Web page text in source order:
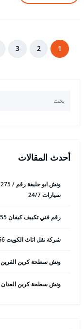
تعدد 1
2
3
أحدث المقالات
سيارات 24/7
رقم فني تكييف كيفان 98025055 فني تكييف مركزي 24 ساعة
شركة نقل اثاث الكويت 50993766 هاف لوري وانيت نقل عفش
ونش سطحة كرين القرين 65557275 ونش سحب وانقاذ سيارات
ونش سطحة كرين العدان 65557275 ونش سحب وانقاذ سيارات